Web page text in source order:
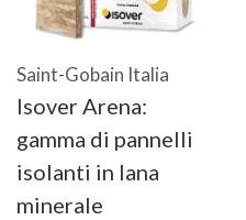
Saint-Gobain Italia
Isover Arena:
gamma di pannelli
isolanti in lana
minerale